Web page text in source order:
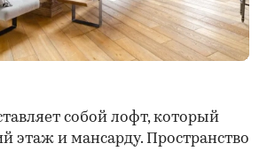
собой лофт, который
этаж и мансарду. Пространство